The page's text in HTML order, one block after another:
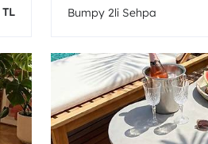
Bumpy 2li Sehpa